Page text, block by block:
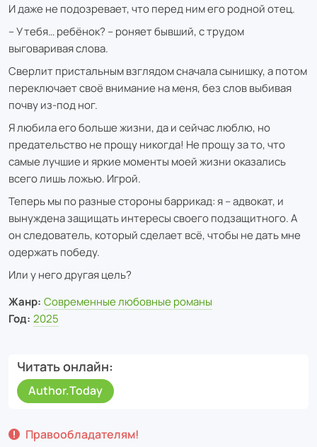
И даже не подозревает, что перед ним его родной отец.
– У тебя… ребёнок? – роняет бывший, с трудом
выговаривая слова.
Сверлит пристальным взглядом сначала сынишку, а потом
переключает своё внимание на меня, без слов выбивая
почву из-под ног.
Я любила его больше жизни, да и сейчас люблю, но
предательство не прощу никогда! Не прощу за то, что
самые лучшие и яркие моменты моей жизни оказались
всего лишь ложью. Игрой.
Теперь мы по разные стороны баррикад: я – адвокат, и
вынуждена защищать интересы своего подзащитного. А
он следователь, который сделает всё, чтобы не дать мне
одержать победу.
Или у него другая цель?
Жанр: Современные любовные романы
Год: 2025
Читать онлайн
Author.Today
Правообладателям!